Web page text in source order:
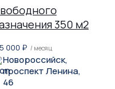
350 м2
000 ₽ / месяц
Новороссийск,
проспект Ленина,
46